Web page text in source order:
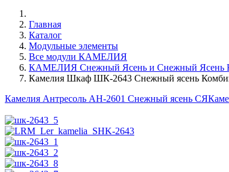
Главная
Каталог
Модульные элементы
Все модули КАМЕЛИЯ
КАМЕЛИЯ Снежный Ясень и Снежный Ясень
Камелия Шкаф ШК-2643 Снежный ясень
Камелия Антресоль АН-2601 Снежный ясень СЯ